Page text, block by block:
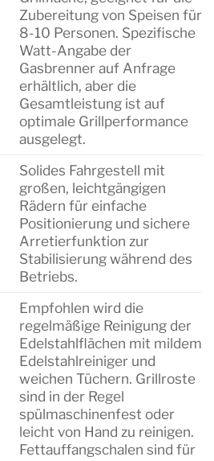
Zubereitung von Speisen für
8-10 Personen. Spezifische
Watt-Angabe der
Gasbrenner auf Anfrage
erhältlich, aber die
Gesamtleistung ist auf
optimale Grillperformance
ausgelegt.
Solides Fahrgestell mit
großen, leichtgängigen
Rädern für einfache
Positionierung und sichere
Arretierfunktion zur
Stabilisierung während des
Betriebs.
Empfohlen wird die
regelmäßige Reinigung der
Edelstahlflächen mit mildem
Edelstahlreiniger und
weichen Tüchern. Grillroste
sind in der Regel
spülmaschinenfest oder
leicht von Hand zu reinigen.
Fettauffangschalen sind für